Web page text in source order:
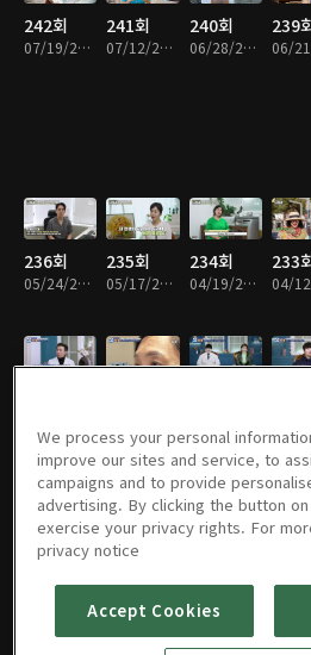
242회
07/19/2026 • 48분
241회
07/12/2026 • 48분
240회
06/28/2026 • 48분
239
236회
05/24/2026 • 49분
235회
05/17/2026 • 48분
234회
04/19/2026 • 48분
233
224회
11/23/2025 • 48분
223회 222회 221
We process your personal
improve our sites and service, to
campaigns and to provide
advertising. By clicking the button
exercise your privacy rights. For
privacy notice
Accept Cookies